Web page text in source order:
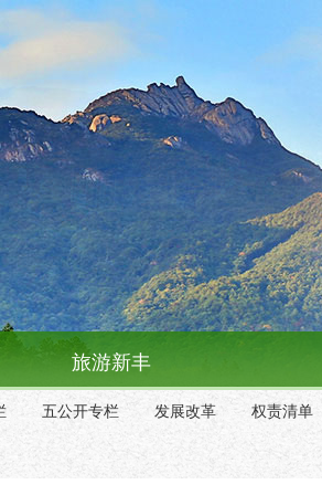
旅游新丰
五公开专栏 发展改革 权责清单